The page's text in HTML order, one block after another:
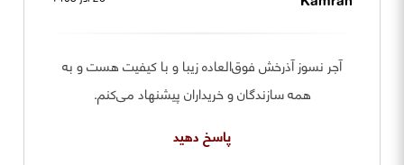
آجر نسوز آذرخش فوق‌العاده زیبا و با کیفیت هست و به
همه سازندگان و خریداران پیشنهاد می‌کنم.
پاسخ دهید